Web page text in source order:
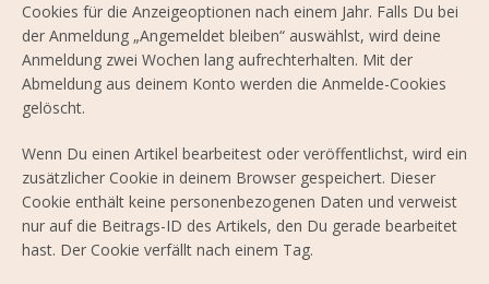
Cookies für die Anzeigeoptionen nach einem Jahr. Falls Du bei
der Anmeldung „Angemeldet bleiben“ auswählst, wird deine
Anmeldung zwei Wochen lang aufrechterhalten. Mit der
Abmeldung aus deinem Konto werden die Anmelde-Cookies
gelöscht.
Wenn Du einen Artikel bearbeitest oder veröffentlichst, wird ein
zusätzlicher Cookie in deinem Browser gespeichert. Dieser
Cookie enthält keine personenbezogenen Daten und verweist
nur auf die Beitrags-ID des Artikels, den Du gerade bearbeitet
hast. Der Cookie verfällt nach einem Tag.